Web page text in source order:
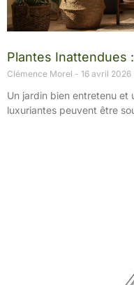
Plantes Inattendues
Clémence Morel 16 avril 2026
Un jardin bien entretenu et
luxuriantes peuvent être